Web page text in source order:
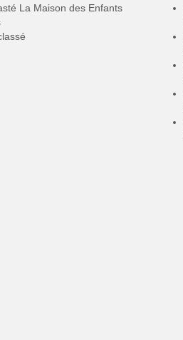
La Maison des Enfants